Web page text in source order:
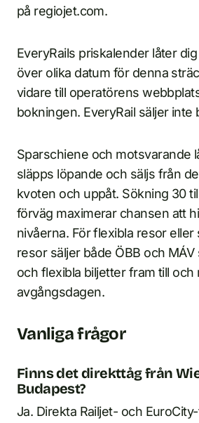
på regiojet.com.
EveryRails priskalender låter
över olika datum för denna
vidare till operatörens
bokningen. EveryRail säljer inte
Sparschiene och motsvarande
släpps löpande och säljs från
kvoten och uppåt. Sökning 30
förväg maximerar chansen att
nivåerna. För flexibla resor
resor säljer både ÖBB och
och flexibla biljetter fram till och
avgångsdagen.
Vanliga frågor
Finns det direkttåg från
Budapest?
Ja. Direkta Railjet- och